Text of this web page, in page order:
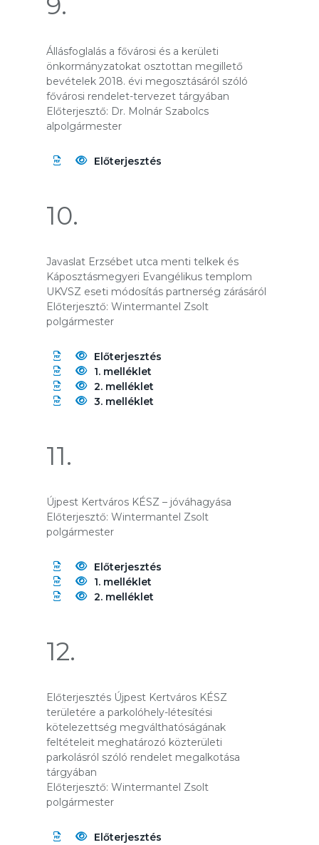
Állásfoglalás a fővárosi és a kerületi
önkormányzatokat osztottan megillető
bevételek 2018. évi megosztásáról szóló
fővárosi rendelet-tervezet tárgyában
Előterjesztő: Dr. Molnár Szabolcs
alpolgármester
Előterjesztés
10.
Javaslat Erzsébet utca menti telkek és
Káposztásmegyeri Evangélikus templom
UKVSZ eseti módosítás partnerség zárásáról
Előterjesztő: Wintermantel Zsolt
polgármester
Előterjesztés
1. melléklet
2. melléklet
3. melléklet
11.
Újpest Kertváros KÉSZ – jóváhagyása
Előterjesztő: Wintermantel Zsolt
polgármester
Előterjesztés
1. melléklet
2. melléklet
12.
Előterjesztés Újpest Kertváros KÉSZ
területére a parkolóhely-létesítési
kötelezettség megválthatóságának
feltételeit meghatározó közterületi
parkolásról szóló rendelet megalkotása
tárgyában
Előterjesztő: Wintermantel Zsolt
polgármester
Előterjesztés